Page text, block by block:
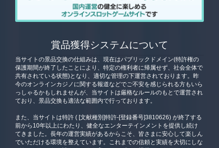
賞品獲得システムについて
当サイトの景品交換の仕組みは、現在はパブリックドメイン(特許権の
保護期間が終了したことにより、特定の権利者に帰属せず、社会全体で
共有されている状態)となり、適切な管理の下運営されております。昨
今のオンラインカジノに関する報道などでご不安を感じられる方もいら
っしゃるかもしれませんが、当サイトは厳格なルールのもとで運営され
ており、景品交換も適法な範囲内で行っております。
また、当サイトは特許 ( [文献種別]特許-[登録番号]3810626) が終了する
前から10年以上にわたり、健全なエンターテインメントを提供し続け
てきました。長年の運営実績があるからこそ、皆さまに安心して楽しん
でいただける環境を整えています。これまでの信頼と実績を大切にしな